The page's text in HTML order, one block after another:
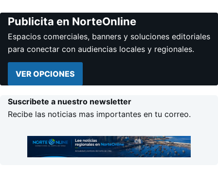
Publicita en NorteOnline
Espacios comerciales, banners y soluciones editoriales
para conectar con audiencias locales y regionales.
VER OPCIONES
Suscribete a nuestro newsletter
Recibe las noticias mas importantes en tu correo.